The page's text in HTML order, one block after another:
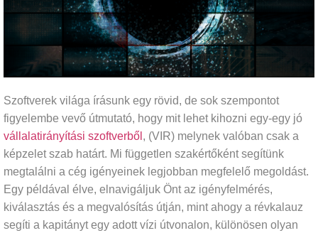
Szoftverek világa írásunk egy rövid, de sok szempontot
figyelembe vevő útmutató, hogy mit lehet kihozni egy-egy jó
vállalatirányítási szoftverből , (VIR) melynek valóban csak a
képzelet szab határt. Mi független szakértőként segítünk
megtalálni a cég igényeinek legjobban megfelelő megoldást.
Egy példával élve, elnavigáljuk Önt az igényfelmérés,
kiválasztás és a megvalósítás útján, mint ahogy a révkalauz
segíti a kapitányt egy adott vízi útvonalon, különösen olyan